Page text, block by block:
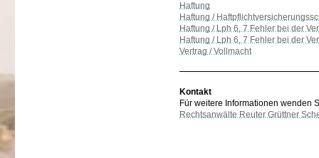
Haftung
Haftung /
Haftung / Lph 6, 7 Fehler bei der
Haftung / Lph 6, 7 Fehler bei der
Vertrag / Vollmacht
Kontakt
Für weitere Informationen wenden
Rechtsanwälte Reuter Grüttner